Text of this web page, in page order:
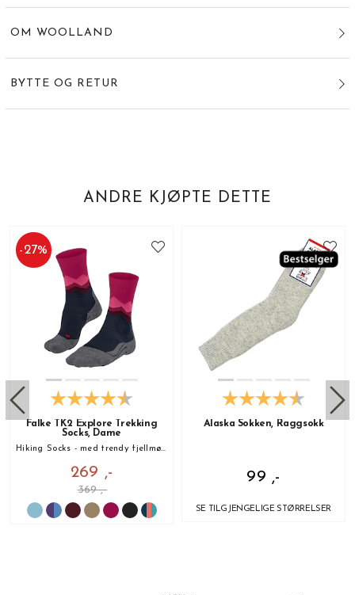
OM WOOLLAND
BYTTE OG RETUR
ANDRE KJØPTE DETTE
-27%
Falke TK2 Explore Trekking
Socks, Dame
Hiking Socks - med trendy fjellmønster!
269 ,-
369 ,-
Alaska Sokken, Raggsokk
99 ,-
SE TILGJENGELIGE STØRRELSER